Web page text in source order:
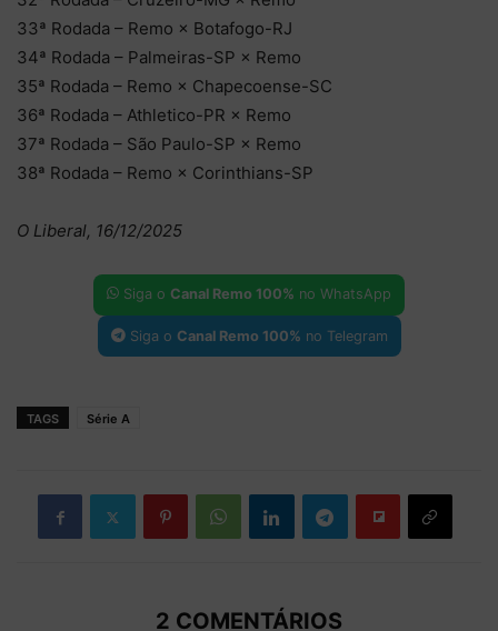
33ª Rodada – Remo × Botafogo-RJ
34ª Rodada – Palmeiras-SP × Remo
35ª Rodada – Remo × Chapecoense-SC
36ª Rodada – Athletico-PR × Remo
37ª Rodada – São Paulo-SP × Remo
38ª Rodada – Remo × Corinthians-SP
O Liberal, 16/12/2025
Siga o Canal Remo 100% no WhatsApp
Siga o Canal Remo 100% no Telegram
TAGS Série A
2 COMENTÁRIOS